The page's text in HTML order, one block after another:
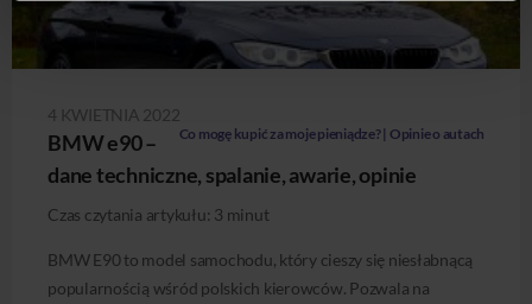
4 KWIETNIA 2022
Co mogę kupić za moje pieniądze? | Opinie o autach
BMW e90 –
dane techniczne, spalanie, awarie, opinie
Czas czytania artykułu: 3 minut
BMW E90 to model samochodu, który cieszy się niesłabnącą
popularnością wśród polskich kierowców. Pozwala na